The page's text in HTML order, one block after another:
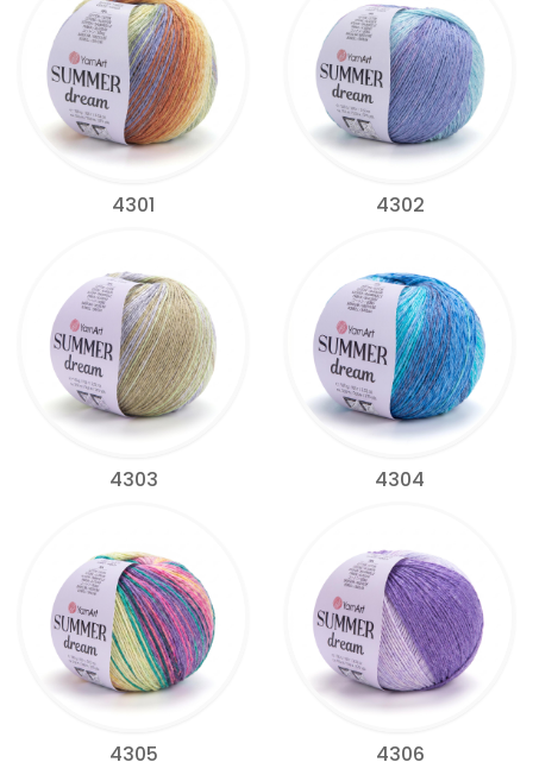
4301 4302
4303 4304
4305 4306